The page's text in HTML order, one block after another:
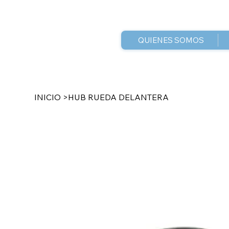
QUIENES SOMOS
INICIO >HUB RUEDA DELANTERA